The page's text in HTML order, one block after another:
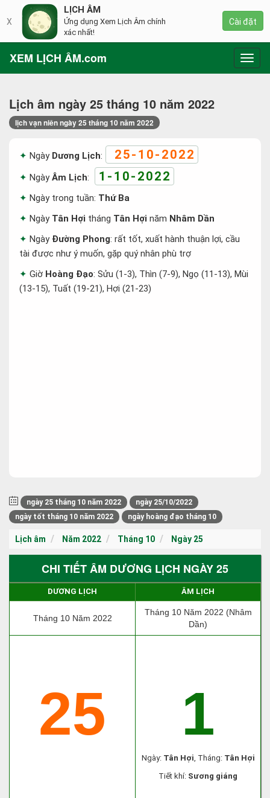
XEM LỊCH ÂM.com
Lịch âm ngày 25 tháng 10 năm 2022
lịch vạn niên ngày 25 tháng 10 năm 2022
Ngày Dương Lịch: 25-10-2022
NgàyÂm Lịch: 1-10-2022
Ngày trong tuần: Thứ Ba
Ngày Tân Hợi tháng Tân Hợi năm Nhâm Dần
Ngày Đường Phong: rất tốt, xuất hành thuận lợi, cầu
tài được như ý muốn, gặp quý nhân phù trợ
Giờ Hoàng Đạo: Sửu (1-3), Thìn (7-9), Ngọ (11-13), Mùi
(13-15), Tuất (19-21), Hợi (21-23)
ngày 25 tháng 10 năm 2022
ngày 25/10/2022
ngày tốt tháng 10 năm 2022
ngày hoàng đạo tháng 10
Lịch âm Năm 2022 Tháng 10 Ngày 25
CHI TIẾT ÂM DƯƠNG LỊCH NGÀY 25
DƯƠNG LỊCH ÂM LỊCH
Tháng 10 Năm 2022
Tháng 10 Năm 2022 (Nhâm
Dần)
25 1
Ngày: Tân Hợi, Tháng: Tân Hợi
Tiết khí: Sương giáng
X
LỊCH ÂM
Ứng dụng Xem Lịch Âm chính
xác nhất!
Cài đặt